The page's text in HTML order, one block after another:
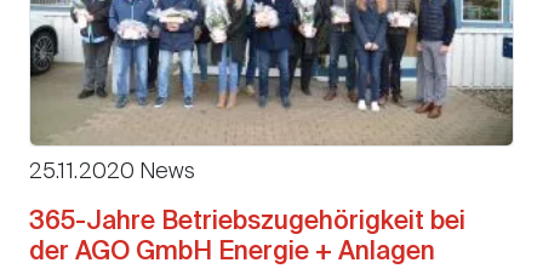
25.11.2020 News
365-Jahre Betriebszugehörigkeit bei
der AGO GmbH Energie + Anlagen